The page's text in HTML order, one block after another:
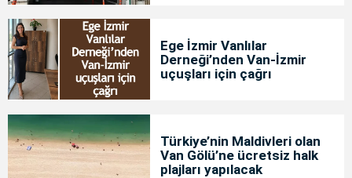
Ege İzmir Vanlılar
Derneği’nden Van-İzmir
uçuşları için çağrı
Türkiye’nin Maldivleri olan
Van Gölü’ne ücretsiz halk
plajları yapılacak